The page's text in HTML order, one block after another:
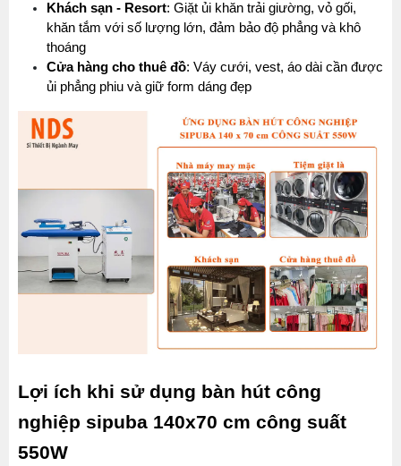
Khách sạn - Resort: Giặt ủi khăn trải giường, vỏ gối,
khăn tắm với số lượng lớn, đảm bảo độ phẳng và khô
thoáng
Cửa hàng cho thuê đồ: Váy cưới, vest, áo dài cần được
ủi phẳng phiu và giữ form dáng đẹp
Lợi ích khi sử dụng bàn hút công
nghiệp sipuba 140x70 cm công suất
550W